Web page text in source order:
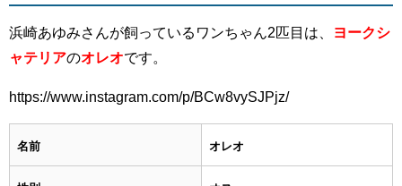
浜崎あゆみさんが飼っているワンちゃん2匹目は、
ヨークシ
ャテリアのオレオです。
https://www.instagram.com/p/BCw8vySJPjz/
名前 オレオ